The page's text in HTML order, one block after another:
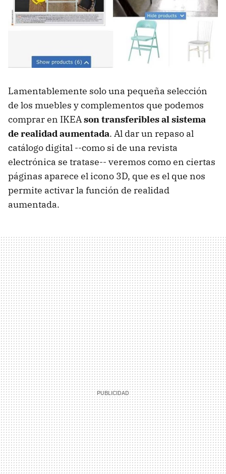
Lamentablemente solo una pequeña selección
de los muebles y complementos que podemos
comprar en IKEA son transferibles al sistema
de realidad aumentada. Al dar un repaso al
catálogo digital --como si de una revista
electrónica se tratase-- veremos como en ciertas
páginas aparece el icono 3D, que es el que nos
permite activar la función de realidad
aumentada.